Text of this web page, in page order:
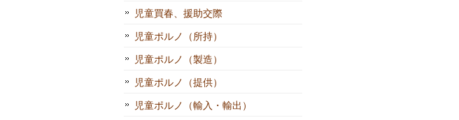
児童買春、援助交際
児童ポルノ（所持）
児童ポルノ（製造）
児童ポルノ（提供）
児童ポルノ（輸入・輸出）